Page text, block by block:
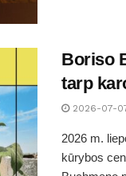
Boriso
tarp
2026-07-
2026 m.
kūrybos